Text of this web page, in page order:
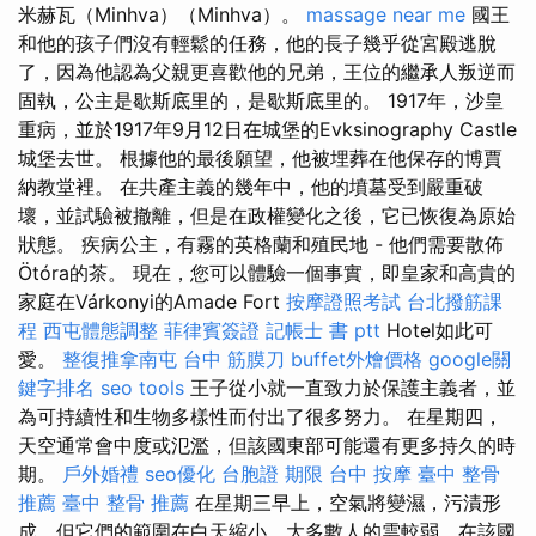
米赫瓦（Minhva）（Minhva）。 massage near me 國王
和他的孩子們沒有輕鬆的任務，他的長子幾乎從宮殿逃脫
了，因為他認為父親更喜歡他的兄弟，王位的繼承人叛逆而
固執，公主是歇斯底里的，是歇斯底里的。 1917年，沙皇
重病，並於1917年9月12日在城堡的Evksinography Castle
城堡去世。 根據他的最後願望，他被埋葬在他保存的博賈
納教堂裡。 在共產主義的幾年中，他的墳墓受到嚴重破
壞，並試驗被撤離，但是在政權變化之後，它已恢復為原始
狀態。 疾病公主，有霧的英格蘭和殖民地 - 他們需要散佈
Ötóra的茶。 現在，您可以體驗一個事實，即皇家和高貴的
家庭在Várkonyi的Amade Fort 按摩證照考試 台北撥筋課
程 西屯體態調整 菲律賓簽證 記帳士 書 ptt Hotel如此可
愛。 整復推拿南屯 台中 筋膜刀 buffet外燴價格 google關
鍵字排名 seo tools 王子從小就一直致力於保護主義者，並
為可持續性和生物多樣性而付出了很多努力。 在星期四，
天空通常會中度或氾濫，但該國東部可能還有更多持久的時
期。 戶外婚禮 seo優化 台胞證 期限 台中 按摩 臺中 整骨
推薦 臺中 整骨 推薦 在星期三早上，空氣將變濕，污漬形
成，但它們的範圍在白天縮小，大多數人的雲較弱，在該國